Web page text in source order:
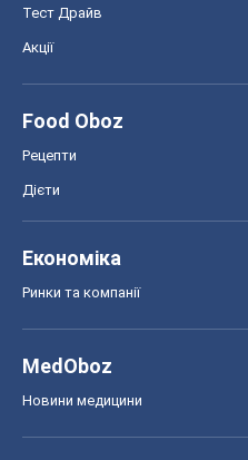
Тест Драйв
Акції
Food Oboz
Рецепти
Дієти
Економіка
Ринки та компанії
MedOboz
Новини медицини